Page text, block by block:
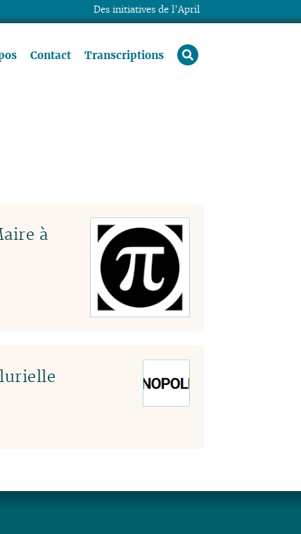
Contact Transcriptions rechercher
à
Des initiatives de l’April